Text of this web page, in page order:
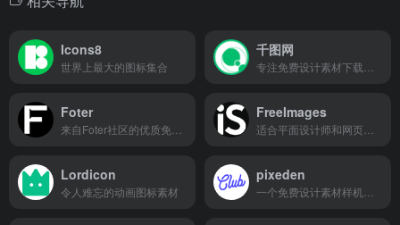
Icons8
世界上最大的图标集合
千图网
Foter FreeImages
Lordicon
令人难忘的动画图标素材
pixeden